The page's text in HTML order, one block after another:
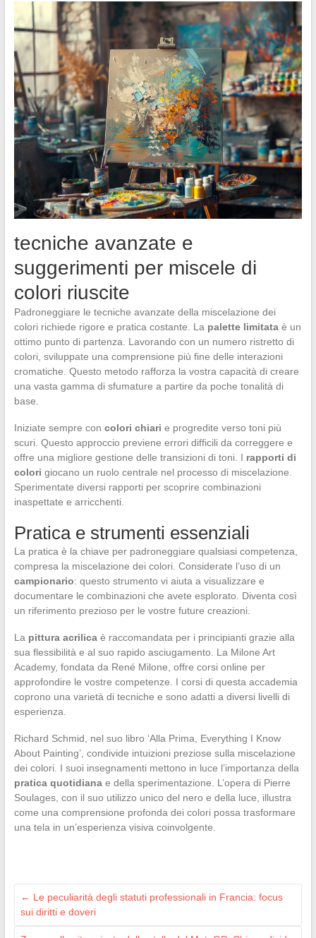
tecniche avanzate e
suggerimenti per miscele di
colori riuscite
Padroneggiare le tecniche avanzate della miscelazione dei
colori richiede rigore e pratica costante. La palette limitataè un
ottimo punto di partenza. Lavorando con un numero ristretto di
colori, sviluppate una comprensione più fine delle interazioni
cromatiche. Questo metodo rafforza la vostra capacità di creare
una vasta gamma di sfumature a partire da poche tonalità di
base.
Iniziate sempre con colori chiari e progredite verso toni più
scuri. Questo approccio previene errori difficili da correggere e
offre una migliore gestione delle transizioni di toni. I rapporti di
colori giocano un ruolo centrale nel processo di miscelazione.
Sperimentate diversi rapporti per scoprire combinazioni
inaspettate e arricchenti.
Pratica e strumenti essenziali
La pratica è la chiave per padroneggiare qualsiasi competenza,
compresa la miscelazione dei colori. Considerate l’uso di un
campionario: questo strumento vi aiuta a visualizzare e
documentare le combinazioni che avete esplorato. Diventa così
un riferimento prezioso per le vostre future creazioni.
La pittura acrilicaè raccomandata per i principianti grazie alla
sua flessibilità e al suo rapido asciugamento. La Milone Art
Academy, fondata da René Milone, offre corsi online per
approfondire le vostre competenze. I corsi di questa accademia
coprono una varietà di tecniche e sono adatti a diversi livelli di
esperienza.
Richard Schmid, nel suo libro ‘Alla Prima, Everything I Know
About Painting’, condivide intuizioni preziose sulla miscelazione
dei colori. I suoi insegnamenti mettono in luce l’importanza della
pratica quotidianae della sperimentazione. L’opera di Pierre
Soulages, con il suo utilizzo unico del nero e della luce, illustra
come una comprensione profonda dei colori possa trasformare
una tela in un’esperienza visiva coinvolgente.
← Le peculiarità degli statuti professionali in Francia: focus
sui diritti e doveri